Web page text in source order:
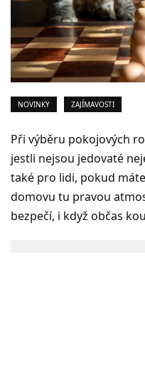
NOVINKY ZAJÍMAVOSTI
Při výběru pokojových
jestli nejsou jedovaté
také pro lidi, pokud
domovu tu pravou
bezpečí, i když občas